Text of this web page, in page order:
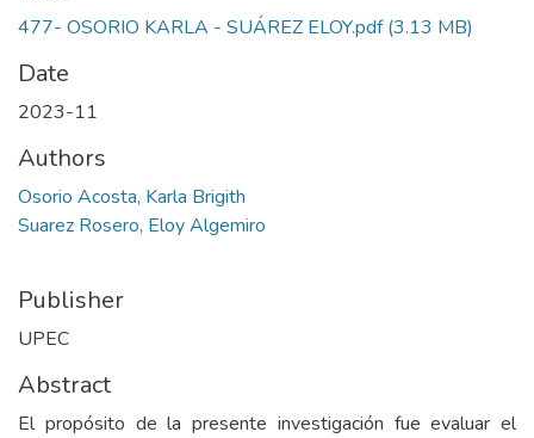
477- OSORIO KARLA - SUÁREZ ELOY.pdf(3.13 MB)
Date
2023-11
Authors
Osorio Acosta, Karla Brigith
Suarez Rosero, Eloy Algemiro
Publisher
UPEC
Abstract
El propósito de la presente investigación fue evaluar el